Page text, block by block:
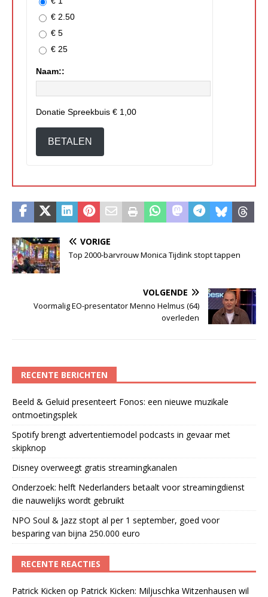
€ 2.50
€ 5
€ 25
Naam::
Donatie Spreekbuis € 1,00
BETALEN
VORIGE
Top 2000-barvrouw Monica Tijdink stopt tappen
VOLGENDE
Voormalig EO-presentator Menno Helmus (64)
overleden
RECENTE BERICHTEN
Beeld & Geluid presenteert Fonos: een nieuwe muzikale
ontmoetingsplek
Spotify brengt advertentiemodel podcasts in gevaar met
skipknop
Disney overweegt gratis streamingkanalen
Onderzoek: helft Nederlanders betaalt voor streamingdienst
die nauwelijks wordt gebruikt
NPO Soul & Jazz stopt al per 1 september, goed voor
besparing van bijna 250.000 euro
RECENTE REACTIES
Patrick Kicken op Patrick Kicken: Miljuschka Witzenhausen wil